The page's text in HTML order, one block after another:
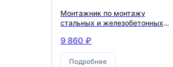
Монтажник по монтажу
стальных и железобетонных
9 860 ₽
Подробнее